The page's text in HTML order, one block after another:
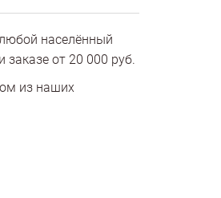
населённый
заказе от 20 000 руб.
из наших